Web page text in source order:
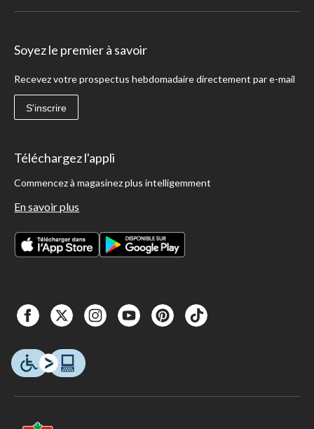
Soyez le premier à savoir
Recevez votre prospectus hebdomadaire directement par e-mail
S'inscrire
Téléchargez l'appli
Commencez à magasinez plus intelligemment
En savoir plus